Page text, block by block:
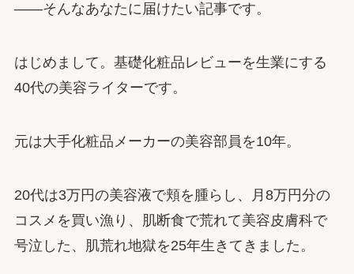
――そんなあなたに届けたい記事です。
はじめまして。基礎化粧品レビューを生業にする
40代の美容ライターです。
元は大手化粧品メーカーの美容部員を10年。
20代は3万円の美容液で頬を腫らし、月8万円分の
コスメを買い漁り、肌断食で荒れて美容皮膚科で
号泣した、肌荒れ地獄を25年生きてきました。